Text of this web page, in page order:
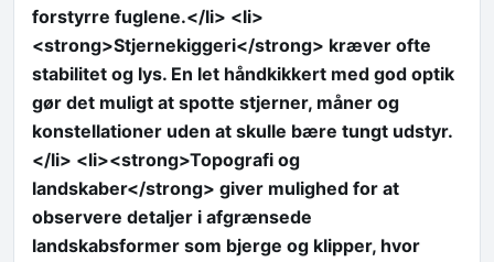
forstyrre fuglene.</li> <li>
<strong>Stjernekiggeri</strong> kræver ofte
stabilitet og lys. En let håndkikkert med god optik
gør det muligt at spotte stjerner, måner og
konstellationer uden at skulle bære tungt udstyr.
</li> <li><strong>Topografi og
landskaber</strong> giver mulighed for at
observere detaljer i afgrænsede
landskabsformer som bjerge og klipper, hvor